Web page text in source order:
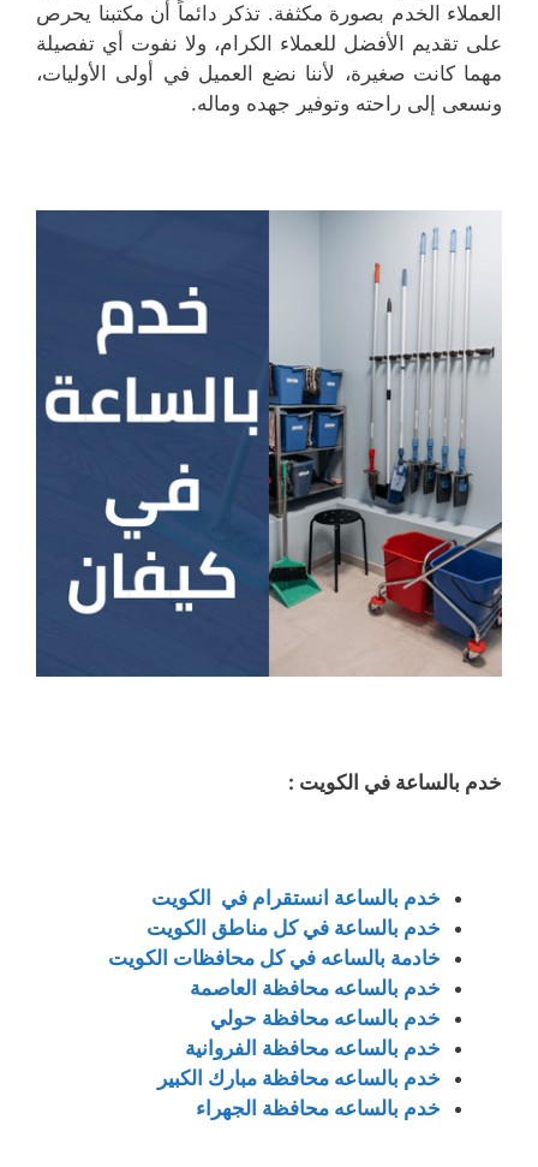
العملاء الخدم بصورة مكثفة. تذكر دائماً أن مكتبنا يحرص
على تقديم الأفضل للعملاء الكرام، ولا نفوت أي تفصيلة
مهما كانت صغيرة، لأننا نضع العميل في أولى الأوليات،
ونسعى إلى راحته وتوفير جهده وماله.
خدم بالساعة في الكويت :
خدم بالساعة انستقرام في الكويت
خدم بالساعة في كل مناطق الكويت
خادمة بالساعه في كل محافظات الكويت
خدم بالساعه محافظة العاصمة
خدم بالساعه محافظة حولي
خدم بالساعه محافظة الفروانية
خدم بالساعه محافظة مبارك الكبير
خدم بالساعه محافظة الجهراء